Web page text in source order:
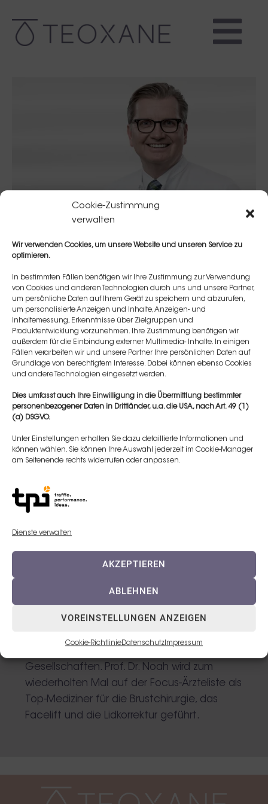
Cookie-Zustimmung
verwalten
Wir verwenden Cookies, um unsere Website und unseren Service zu
optimieren.
In bestimmten Fällen benötigen wir Ihre Zustimmung zur Verwendung
von Cookies und anderen Technologien durch uns und unsere Partner,
um persönliche Daten auf Ihrem Gerät zu speichern und abzurufen,
um personalisierte Anzeigen und Inhalte, Anzeigen- und
Inhaltemessung, Erkenntnisse über Zielgruppen und
Produktentwicklung vorzunehmen. Ihre Zustimmung benötigen wir
außerdem für die Einbindung externer Multimedia- Inhalte. In einigen
Fällen verarbeiten wir und unsere Partner Ihre persönlichen Daten auf
Grundlage von berechtigtem Interesse. Dabei können ebenso Cookies
und andere Technologien eingesetzt werden.
Dies umfasst auch Ihre Einwilligung in die Übermittlung bestimmter
personenbezogener Daten in Drittländer, u.a. die USA, nach Art. 49 (1)
(a) DSGVO.
Unter Einstellungen erhalten Sie dazu detaillierte Informationen und
können wählen. Sie können Ihre Auswahl jederzeit im Cookie-Manager
am Seitenende rechts widerrufen oder anpassen.
Dienste verwalten
AKZEPTIEREN
ABLEHNEN
VOREINSTELLUNGEN ANZEIGEN
Cookie-RichtlinieDatenschutz Impressum
Prof. Dr. Ernst Magnus Noah
Plastische Chirurgie
Klinik:
Noahklinik
Kontakt:
info@noahklinik.de
https://noahklinik.de
Prof. Dr. Ernst Magnus Noah ist Chefarzt der
Noahklinik. Er ist Facharzt für Plastische und
Ästhetische Chirurgie und führt die
Zusatzbezeichnung “Handchirurgie”.
Überdies ist Prof. Dr. Noah Autor zahlreicher
Gesellschaften. Prof. Dr. Noah wird zum
wiederholten Mal auf der Focus-Ärzteliste als
Top-Mediziner für die Brustchirurgie, das
Facelift und die Lidkorrektur geführt.